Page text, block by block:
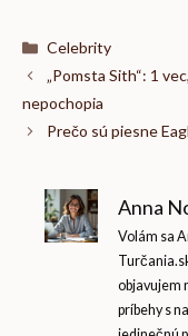
Kategórie
Celebrity
„Pomsta Sith“: 1
nepochopia
Prečo sú piesne
Anna
Volám sa
objavujem
príbehy s